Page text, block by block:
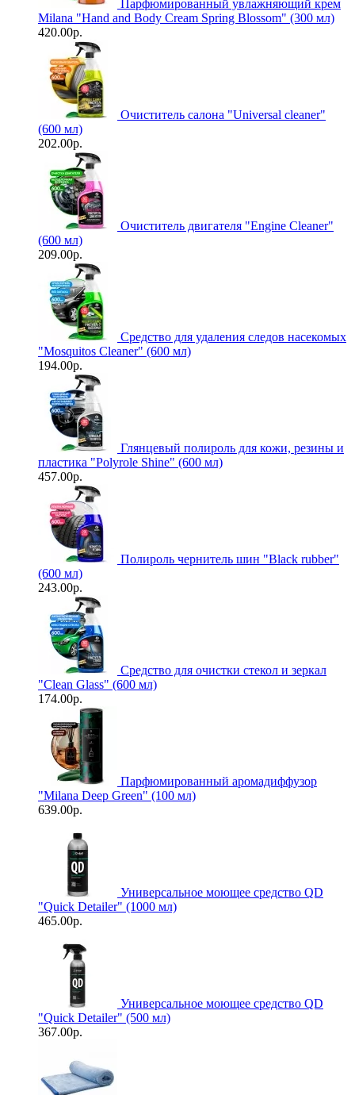
Парфюмированный увлажняющий крем
Milana "Hand and Body Cream Spring Blossom" (300 мл)
420.00р.
Очиститель салона "Universal сleaner"
(600 мл)
202.00р.
Очиститель двигателя "Engine Cleaner"
(600 мл)
209.00р.
Средство для удаления следов насекомых
"Mosquitos Cleaner" (600 мл)
194.00р.
Глянцевый полироль для кожи, резины и
пластика "Polyrole Shine" (600 мл)
457.00р.
Полироль чернитель шин "Black rubber"
(600 мл)
243.00р.
Средство для очистки стекол и зеркал
"Clean Glass" (600 мл)
174.00р.
Парфюмированный аромадиффузор
"Milana Deep Green" (100 мл)
639.00р.
Универсальное моющее средство QD
"Quick Detailer" (1000 мл)
465.00р.
Универсальное моющее средство QD
"Quick Detailer" (500 мл)
367.00р.